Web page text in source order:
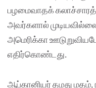
பழமைவாதக்
அவர்களால்
அமெரிக்கா
எதிர்கொண்டது.
ஆப்கானியர் தமது மதம்,